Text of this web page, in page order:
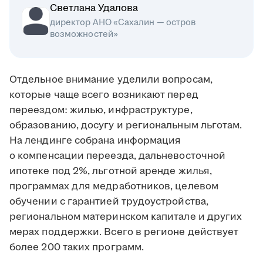
Светлана Удалова
директор АНО «Сахалин — остров
возможностей»
Отдельное внимание уделили вопросам,
которые чаще всего возникают перед
переездом: жилью, инфраструктуре,
образованию, досугу и региональным льготам.
На лендинге собрана информация
о компенсации переезда, дальневосточной
ипотеке под 2%, льготной аренде жилья,
программах для медработников, целевом
обучении с гарантией трудоустройства,
региональном материнском капитале и других
мерах поддержки. Всего в регионе действует
более 200 таких программ.